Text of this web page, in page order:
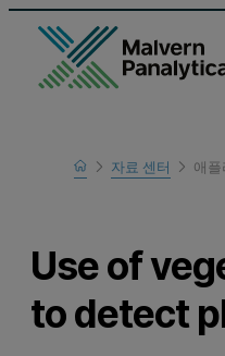
Home
Learn
자료 센터 애플
Use of
to detect